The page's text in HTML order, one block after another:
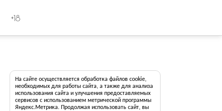
+18
На сайте осуществляется обработка файлов cookie,
необходимых для работы сайта, а также для анализа
использования сайта и улучшения предоставляемых
сервисов с использованием метрической программы
Яндекс.Метрика. Продолжая использовать сайт, вы